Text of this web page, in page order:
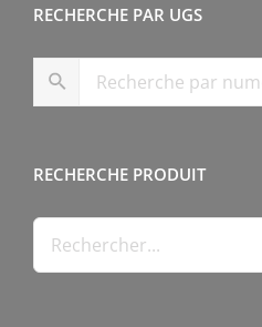
RECHERCHE PAR UGS
RECHERCHE PRODUIT